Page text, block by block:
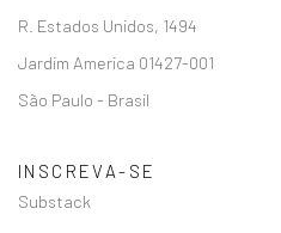
R. Estados Unidos, 1494
Jardim America 01427-001
São Paulo - Brasil
INSCREVA-SE
Substack